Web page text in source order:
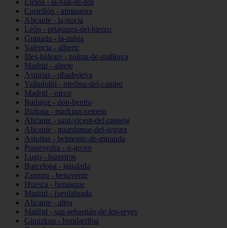
Lleida - la-vall-de-boí
Castellón - almassora
Alicante - la-nucia
León - priaranza-del-bierzo
Granada - la-zubia
Valencia - alberic
Illes-balears - palma-de-mallorca
Madrid - algete
Asturias - ribadedeva
Valladolid - medina-del-campo
Madrid - meco
Badajoz - don-benito
Bizkaia - markina-xemein
Alicante - sant-vicent-del-raspeig
Alicante - guardamar-del-segura
Asturias - belmonte-de-miranda
Pontevedra - o-grove
Lugo - barreiros
Barcelona - igualada
Zamora - benavente
Huesca - benasque
Madrid - fuenlabrada
Alicante - altea
Madrid - san-sebastián-de-los-reyes
Gipuzkoa - hondarribia